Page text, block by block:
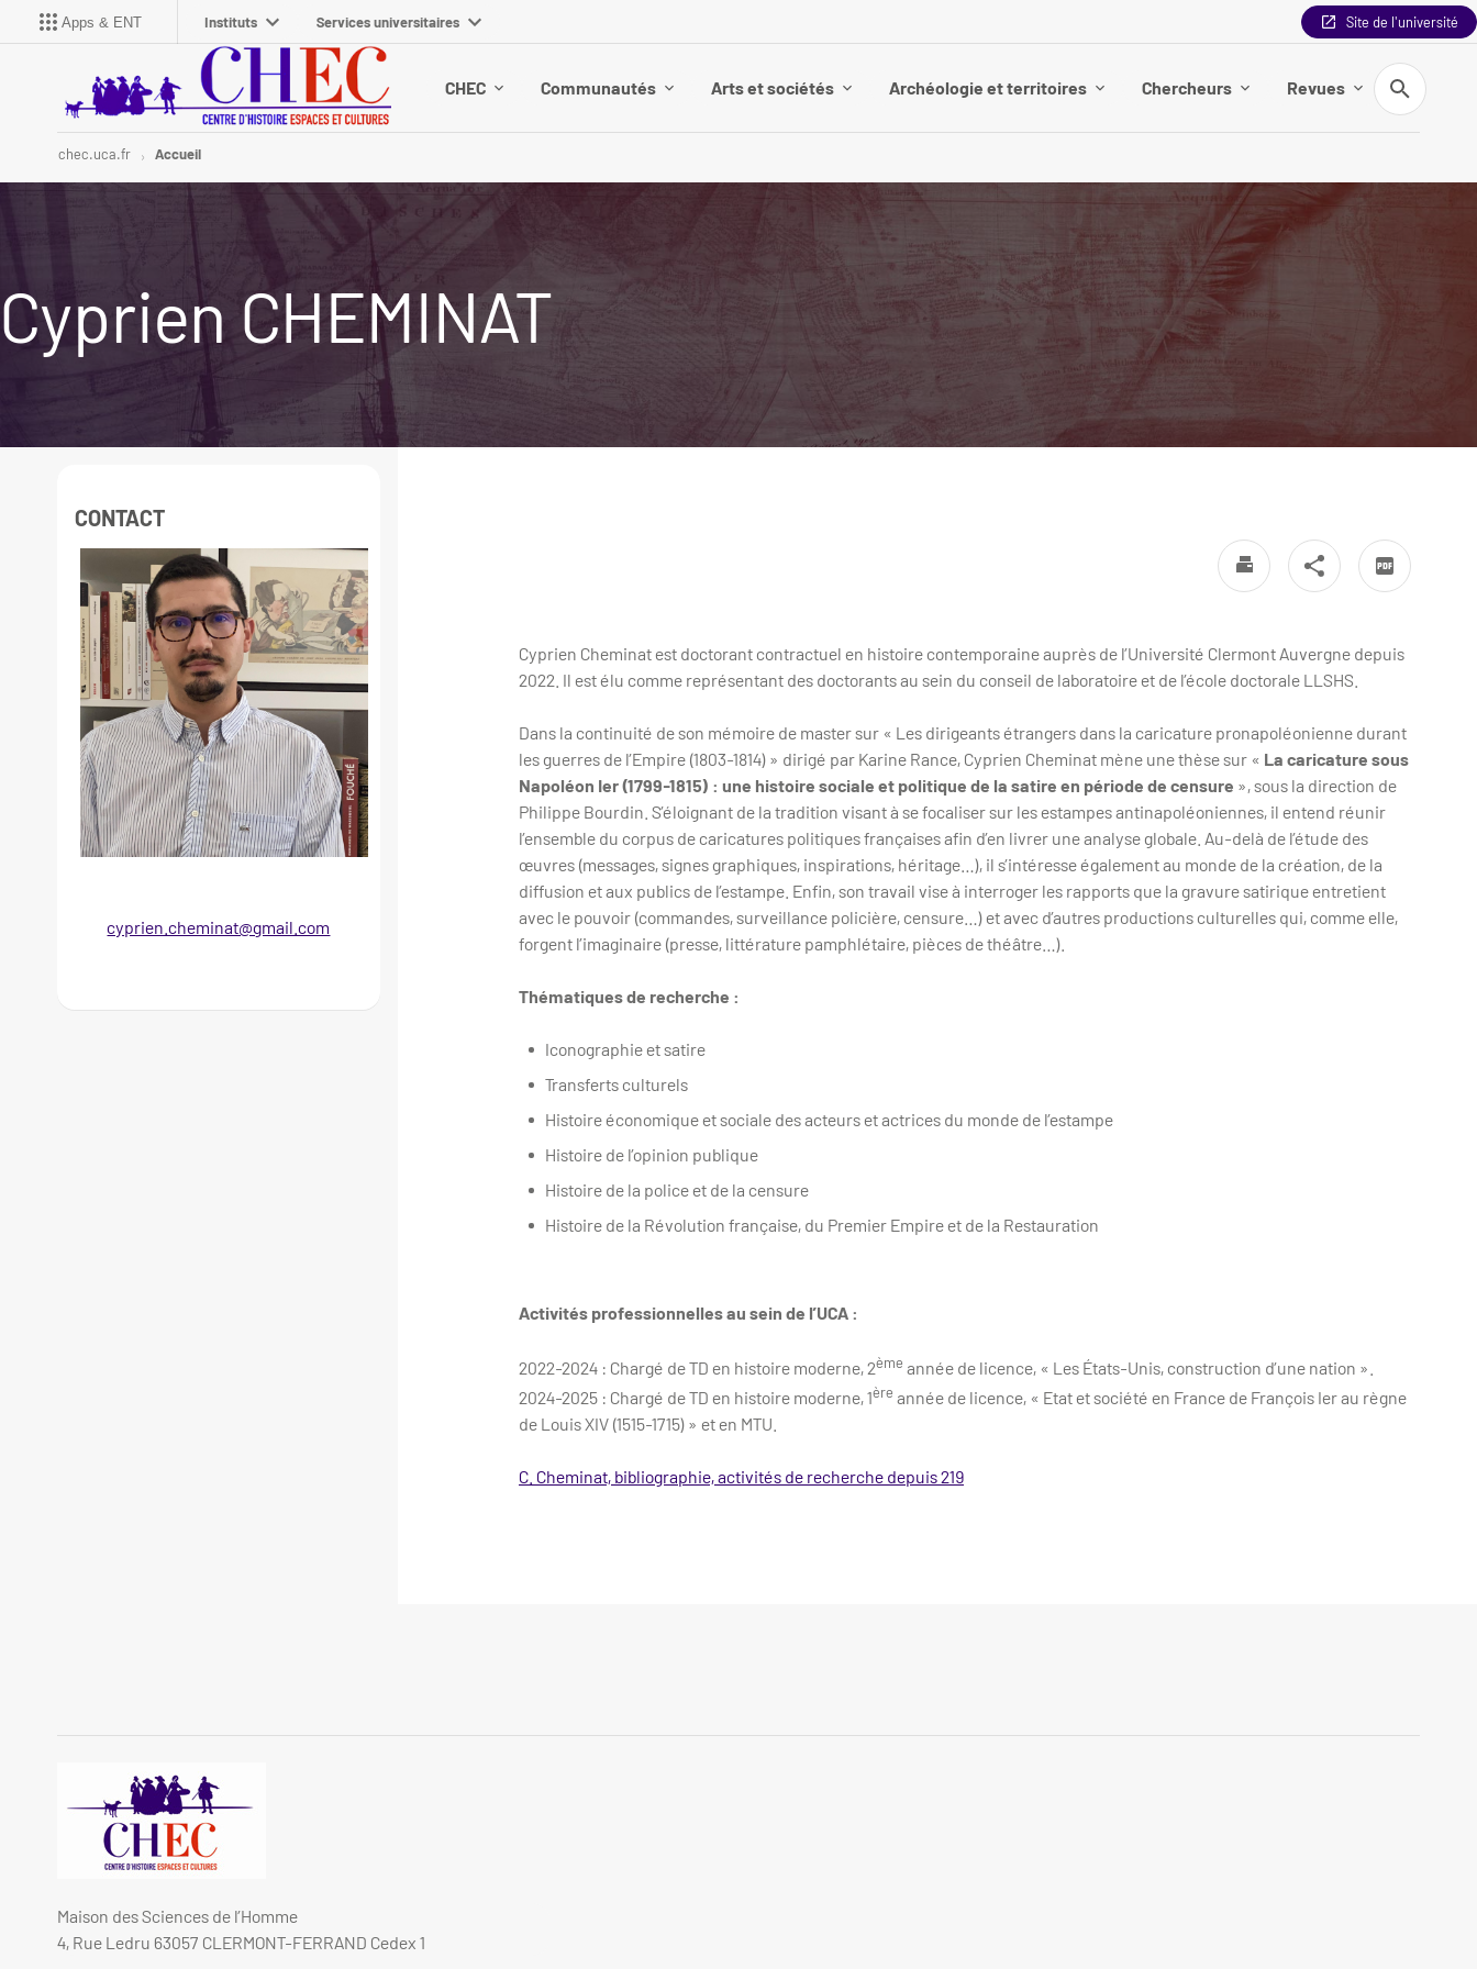
Apps & ENT Instituts Services universitaires Site de l'université
CHEC Communautés Arts et sociétés Archéologie et territoires Chercheurs Revues
Recherche
chec.uca.fr Accueil
Cyprien CHEMINAT
Cyprien Cheminat est doctorant contractuel en histoire contemporaine auprès de l’Université Clermont Auvergne depuis
2022. Il est élu comme représentant des doctorants au sein du conseil de laboratoire et de l’école doctorale LLSHS.
Dans la continuité de son mémoire de master sur « Les dirigeants étrangers dans la caricature pronapoléonienne durant
les guerres de l’Empire (1803-1814) » dirigé par Karine Rance, Cyprien Cheminat mène une thèse sur « La caricature sous
Napoléon Ier (1799-1815) : une histoire sociale et politique de la satire en période de censure », sous la direction de
Philippe Bourdin. S’éloignant de la tradition visant à se focaliser sur les estampes antinapoléoniennes, il entend réunir
l’ensemble du corpus de caricatures politiques françaises afin d’en livrer une analyse globale. Au-delà de l’étude des
œuvres (messages, signes graphiques, inspirations, héritage…), il s’intéresse également au monde de la création, de la
diffusion et aux publics de l’estampe. Enfin, son travail vise à interroger les rapports que la gravure satirique entretient
avec le pouvoir (commandes, surveillance policière, censure…) et avec d’autres productions culturelles qui, comme elle,
forgent l’imaginaire (presse, littérature pamphlétaire, pièces de théâtre…).
Thématiques de recherche :
Iconographie et satire
Transferts culturels
Histoire économique et sociale des acteurs et actrices du monde de l’estampe
Histoire de l’opinion publique
Histoire de la police et de la censure
Histoire de la Révolution française, du Premier Empire et de la Restauration
Activités professionnelles au sein de l’UCA :
2022-2024 : Chargé de TD en histoire moderne, 2ème année de licence, « Les États-Unis, construction d’une nation ».
2024-2025 : Chargé de TD en histoire moderne, 1ère année de licence, « Etat et société en France de François Ier au règne
de Louis XIV (1515-1715) » et en MTU.
C. Cheminat, bibliographie, activités de recherche depuis 219
CONTACT
cyprien.cheminat@gmail.com
Maison des Sciences de l’Homme
4, Rue Ledru 63057 CLERMONT-FERRAND Cedex 1